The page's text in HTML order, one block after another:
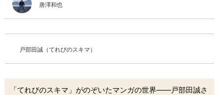
唐澤和也
戸部田誠（てれびのスキマ）
「てれびのスキマ」がのぞいたマンガの世界――戸部田誠さ